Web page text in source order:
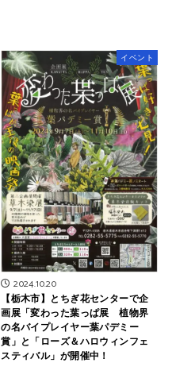
イベント
2024.10.20
【栃木市】とちぎ花センターで企
画展「変わった葉っぱ展 植物界
の名バイプレイヤー葉パデミー
賞」と「ローズ＆ハロウィンフェ
スティバル」が開催中！